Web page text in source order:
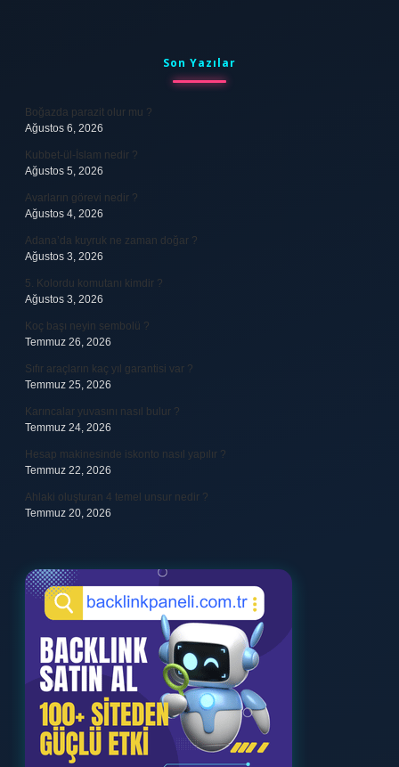
Son Yazılar
Boğazda parazit olur mu ?
Ağustos 6, 2026
Kubbet-ül-İslam nedir ?
Ağustos 5, 2026
Avarların görevi nedir ?
Ağustos 4, 2026
Adana’da kuyruk ne zaman doğar ?
Ağustos 3, 2026
5. Kolordu komutanı kimdir ?
Ağustos 3, 2026
Koç başı neyin sembolü ?
Temmuz 26, 2026
Sıfır araçların kaç yıl garantisi var ?
Temmuz 25, 2026
Karıncalar yuvasını nasıl bulur ?
Temmuz 24, 2026
Hesap makinesinde iskonto nasıl yapılır ?
Temmuz 22, 2026
Ahlaki oluşturan 4 temel unsur nedir ?
Temmuz 20, 2026